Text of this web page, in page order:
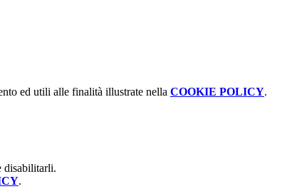
ed utili alle finalità illustrate nella COOKIE POLICY.
disabilitarli.
.